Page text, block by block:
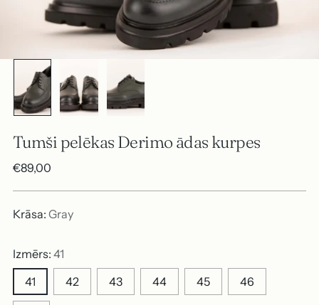
Tumši pelēkas Derimo ādas kurpes
Parastā
€89,00
Krāsa: Gray
Izmērs: 41
41
42 43 44 45 46